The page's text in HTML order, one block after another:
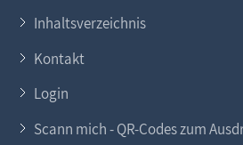
Inhaltsverzeichnis
Kontakt
Login
Scann mich - QR-Codes zum